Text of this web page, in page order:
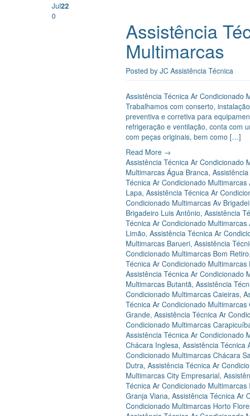
Jul22
0
Assistência
Multimarcas
Posted byJC Assistência Técnica
Assistência Técnica Ar Condicionado
Trabalhamos com conserto,
preventiva e corretiva para
refrigeração e ventilação, conta com
com peças originais, bem como […]
Read More →
Assistência Técnica Ar Condicionado
Multimarcas Água Branca,
Técnica Ar Condicionado Multimarcas
Lapa,Assistência Técnica Ar
Condicionado Multimarcas Av
Brigadeiro Luis Antônio,Assistência
Técnica Ar Condicionado Multimarcas
Limão,Assistência Técnica Ar
Multimarcas Barueri,Assistência
Condicionado Multimarcas Bom Retiro
Técnica Ar Condicionado Multimarcas
Assistência Técnica Ar Condicionado
Multimarcas Butantã,Assistência
Condicionado Multimarcas Caieiras,
Técnica Ar Condicionado Multimarcas
Grande,Assistência Técnica Ar
Condicionado Multimarcas
Assistência Técnica Ar Condicionado
Chácara Inglesa,Assistência Técnica
Condicionado Multimarcas Chácara
Dutra,Assistência Técnica Ar
Multimarcas City Empresarial,
Técnica Ar Condicionado
Granja Viana,Assistência Técnica Ar
Condicionado Multimarcas Horto